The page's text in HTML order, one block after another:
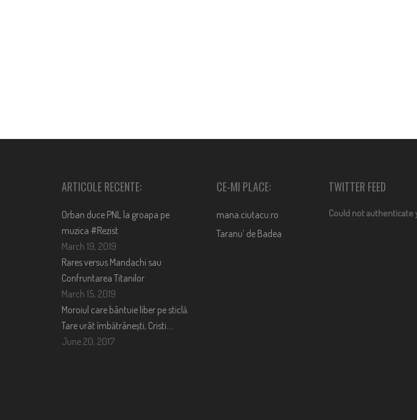
ARTICOLE RECENTE:
Orban duce PNL la groapa pe
muzica #Rezist
March 19, 2019
Rares versus Mandachi sau
Confruntarea Titanilor
March 15, 2019
Moroiul care bântuie liber pe sticlă.
Tare urât îmbătrânești, Cristi….
June 20, 2017
CE-MI PLACE:
mana.ciutacu.ro
Taranu’ de Badea
TWITTER FEED
Could not authenticate